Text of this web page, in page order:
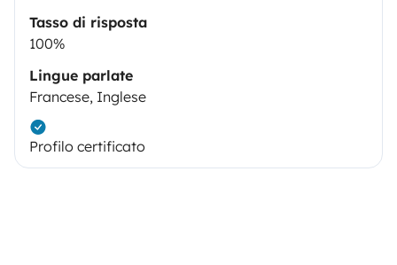
Tasso di risposta
100%
Lingue parlate
Francese, Inglese
Profilo certificato